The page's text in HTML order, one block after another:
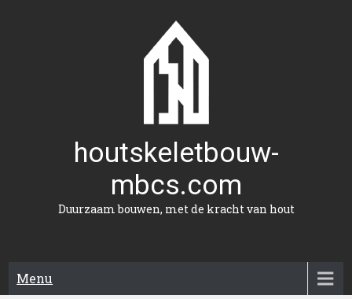
houtskeletbouw-
mbcs.com
Duurzaam bouwen, met de kracht van hout
Menu